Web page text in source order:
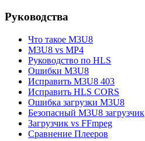
Руководства
Что такое M3U8
M3U8 vs MP4
Руководство по HLS
Ошибки M3U8
Исправить M3U8 403
Исправить HLS CORS
Ошибка загрузки M3U8
Безопасный M3U8 загрузчик
Загрузчик vs FFmpeg
Сравнение Плееров